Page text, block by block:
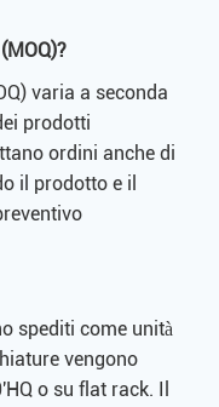
varia a seconda
prodotti
ordini anche di
il prodotto e il
spediti come unità
vengono
o su flat rack. Il